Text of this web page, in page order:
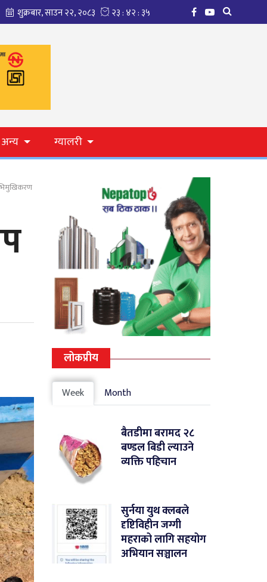
अन्य ग्यालरी
लोकप्रीय
Week Month
बैतडीमा बरामद २८
बण्डल बिडी ल्याउने
व्यक्ति पहिचान
सुर्नया युथ क्लबले
दृष्टिविहीन जग्गी
महराको लागि सहयोग
अभियान सञ्चालन